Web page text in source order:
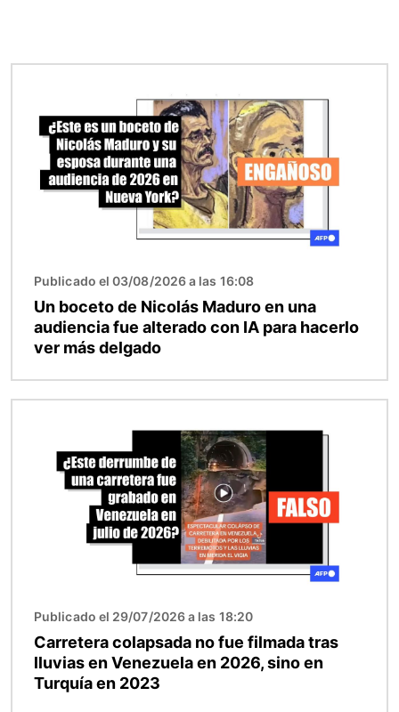
Publicado el 03/08/2026 a las 16:08
Un boceto de Nicolás Maduro en una
audiencia fue alterado con IA para hacerlo
ver más delgado
Publicado el 29/07/2026 a las 18:20
Carretera colapsada no fue filmada tras
lluvias en Venezuela en 2026, sino en
Turquía en 2023